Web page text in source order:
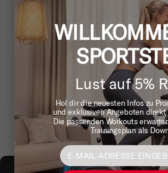
Lust auf 5%
Hol dir die neuesten Infos zu
und exklusiven Angeboten
Die passenden Workouts
Trainingsplan als